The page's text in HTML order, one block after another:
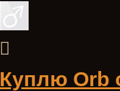
Куплю Orb